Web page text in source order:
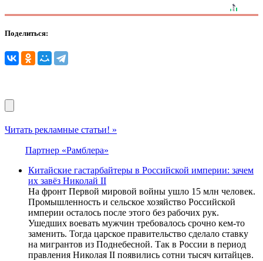
Поделиться:
Читать рекламные статьи! »
Партнер «Рамблера»
Китайские гастарбайтеры в Российской империи: зачем
их завёз Николай II
На фронт Первой мировой войны ушло 15 млн человек.
Промышленность и сельское хозяйство Российской
империи осталось после этого без рабочих рук.
Ушедших воевать мужчин требовалось срочно кем-то
заменить. Тогда царское правительство сделало ставку
на мигрантов из Поднебесной. Так в России в период
правления Николая II появились сотни тысяч китайцев.